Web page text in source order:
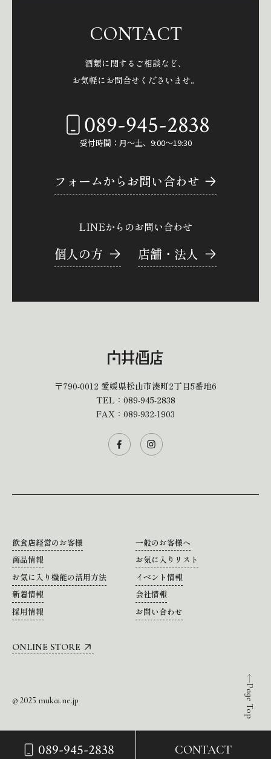
089-945-2838 CONTACT
Page Top
CONTACT
酒類に関するご相談など、
お気軽にお問合せくださいませ。
089-945-2838
受付時間：月～土、9:00～19:30
フォームからお問い合わせ
LINEからのお問い合わせ
個人の方 店舗・法人
〒790-0012 愛媛県松山市湊町2丁目5番地6
TEL： 089-945-2838
FAX：089-932-1903
飲食店経営のお客様
一般のお客様へ
商品情報
お気に入りリスト
お気に入り機能の活用方法
イベント情報
新着情報
会社情報
採用情報
お問い合わせ
ONLINE STORE
© 2025 mukai.ne.jp